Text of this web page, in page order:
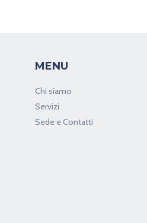
MENU
Chi siamo
Servizi
Sede e Contatti